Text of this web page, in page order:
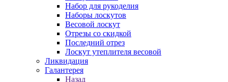
Набор для рукоделия
Наборы лоскутов
Весовой лоскут
Отрезы со скидкой
Последний отрез
Лоскут утеплителя весовой
Ликвидация
Галантерея
Назад